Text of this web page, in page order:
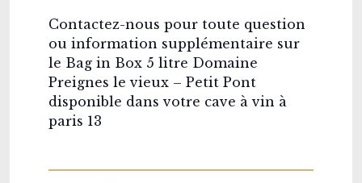
Contactez-nous pour toute question
ou information supplémentaire sur
le Bag in Box 5 litre Domaine
Preignes le vieux – Petit Pont
disponible dans votre cave à vin à
paris 13